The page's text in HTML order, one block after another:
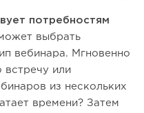
потребностям
выбрать
вебинара. Мгновенно
встречу или
из нескольких
времени? Затем